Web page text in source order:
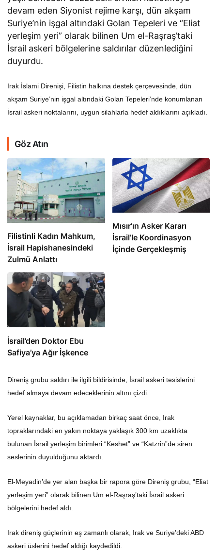
devam eden Siyonist rejime karşı, dün akşam
Suriye’nin işgal altındaki Golan Tepeleri ve “Eliat
yerleşim yeri” olarak bilinen Um el-Raşraş’taki
İsrail askeri bölgelerine saldırılar düzenlediğini
duyurdu.
Irak İslami Direnişi, Filistin halkına destek çerçevesinde, dün
akşam Suriye’nin işgal altındaki Golan Tepeleri’nde konumlanan
İsrail askeri noktalarını, uygun silahlarla hedef aldıklarını açıkladı.
Göz Atın
Filistinli Kadın Mahkum,
İsrail Hapishanesindeki
Zulmü Anlattı
Mısır’ın Asker Kararı
İsrail’le Koordinasyon
İçinde Gerçekleşmiş
İsrail’den Doktor Ebu
Safiya’ya Ağır İşkence
Direniş grubu saldırı ile ilgili bildirisinde, İsrail askeri tesislerini
hedef almaya devam edeceklerinin altını çizdi.
Yerel kaynaklar, bu açıklamadan birkaç saat önce, Irak
topraklarındaki en yakın noktaya yaklaşık 300 km uzaklıkta
bulunan İsrail yerleşim birimleri “Keshet” ve “Katzrin”de siren
seslerinin duyulduğunu aktardı.
El-Meyadin’de yer alan başka bir rapora göre Direniş grubu, “Eliat
yerleşim yeri” olarak bilinen Um el-Raşraş’taki İsrail askeri
bölgelerini hedef aldı.
Irak direniş güçlerinin eş zamanlı olarak, Irak ve Suriye’deki ABD
askeri üslerini hedef aldığı kaydedildi.